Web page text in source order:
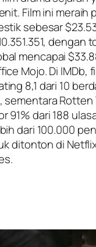
Film ini meraih
sebesar
dengan
mencapai
Mojo. Di IMDb,
8,1 dari 10
sementara
91% dari 188
dari 100.000
ditonton di